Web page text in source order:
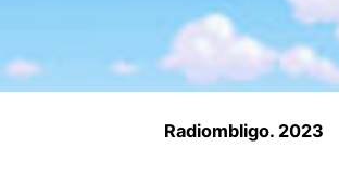
Radiombligo. 2023